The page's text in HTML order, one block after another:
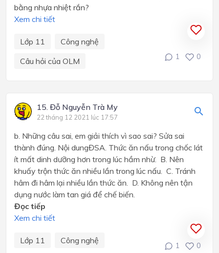
bằng nhựa nhiệt rắn?
Xem chi tiết
Lớp 11
Công nghệ
Câu hỏi của OLM
1 0
15. Đỗ Nguyễn Trà My
22 tháng 12 2021 lúc 17:57
b. Những câu sai, em giải thích vì sao sai? Sửa sai
thành đúng. Nội dungĐSA. Thức ăn nấu trong chốc lát
ít mất dinh dưỡng hơn trong lúc hầm nhừ. B. Nên
khuấy trộn thức ăn nhiều lần trong lúc nấu. C. Tránh
hâm đi hâm lại nhiều lần thức ăn. D. Không nên tận
dụng nước làm tan giá để chế biến.
Đọc tiếp
Xem chi tiết
Lớp 11 Công nghệ
1 0